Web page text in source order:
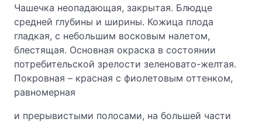
Чашечка неопадающая, закрытая. Блюдце
средней глубины и ширины. Кожица плода
гладкая, с небольшим восковым налетом,
блестящая. Основная окраска в состоянии
потребительской зрелости зеленовато-желтая.
Покровная – красная с фиолетовым оттенком,
равномерная
и прерывистыми полосами, на большей части